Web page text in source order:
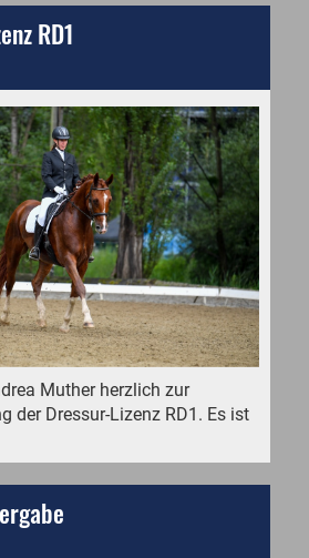
RD1
Muther herzlich zur
der Dressur-Lizenz RD1. Es ist